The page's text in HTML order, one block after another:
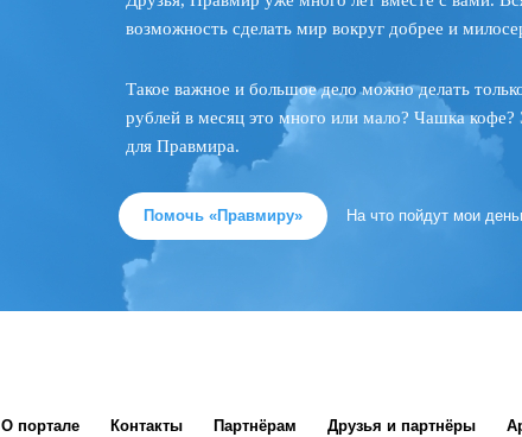
возможность сделать мир вокруг добрее и
Такое важное и большое дело можно делать
рублей в месяц это много или мало? Чашка
для Правмира.
Помочь «Правмиру» На что пойдут мои
О портале Контакты Партнёрам Друзья и партнёры